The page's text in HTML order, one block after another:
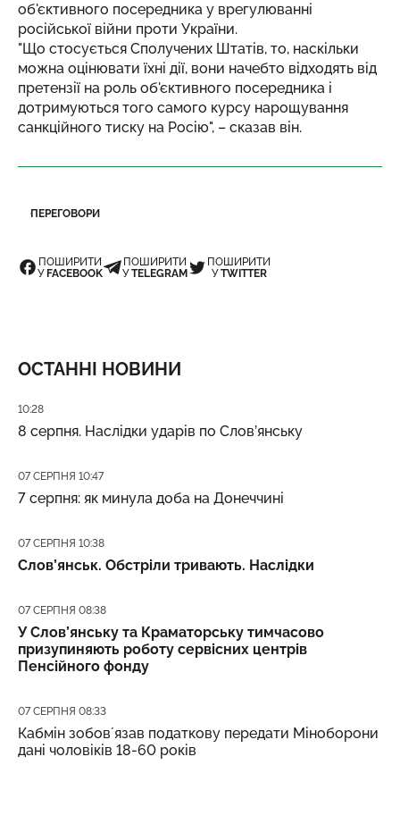
об'єктивного посередника у врегулюванні
російської війни проти України.
"Що стосується Сполучених Штатів, то, наскільки
можна оцінювати їхні дії, вони начебто відходять від
претензії на роль об'єктивного посередника і
дотримуються того самого курсу нарощування
санкційного тиску на Росію", – сказав він.
ПЕРЕГОВОРИ
ПОШИРИТИ
У FACEBOOK
ПОШИРИТИ
УTELEGRAM
ПОШИРИТИ
УTWITTER
ОСТАННІ НОВИНИ
Дата публікації
10:28
8 серпня. Наслідки ударів по Слов’янську
Дата публікації
07 СЕРПНЯ 10:47
7 серпня: як минула доба на Донеччині
Дата публікації
07 СЕРПНЯ 10:38
Слов’янськ. Обстріли тривають. Наслідки
Дата публікації
07 СЕРПНЯ 08:38
У Слов’янську та Краматорську тимчасово
призупиняють роботу сервісних центрів
Пенсійного фонду
Дата публікації
07 СЕРПНЯ 08:33
Кабмін зобовʼязав податкову передати Міноборони
дані чоловіків 18-60 років